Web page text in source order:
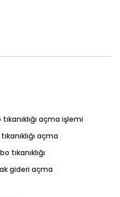
açma işlemi
açma
tıkanıklığı
gideri açma